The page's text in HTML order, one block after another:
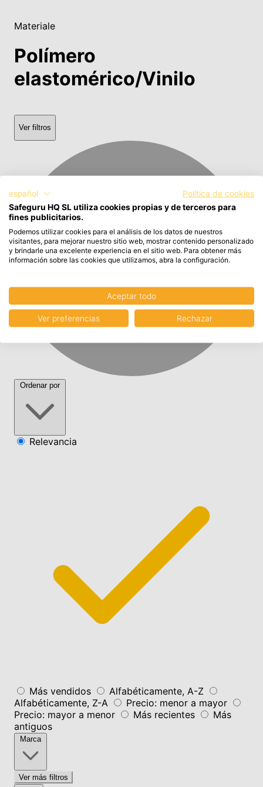
Materiale
Polímero
elastomérico/Vinilo
Ver filtros
Ordenar por
Relevancia
Más vendidos
Alfabéticamente, A-Z
Alfabéticamente, Z-A
Precio: menor a mayor
Precio: mayor a menor
Más recientes
Más
antiguos
Marca
Ver más filtros
español
Política de cookies
Safeguru HQ SL utiliza cookies propias y de terceros para
fines publicitarios.
Podemos utilizar cookies para el análisis de los datos de nuestros
visitantes, para mejorar nuestro sitio web, mostrar contenido personalizado
y brindarle una excelente experiencia en el sitio web. Para obtener más
información sobre las cookies que utilizamos, abra la configuración.
Aceptar todo
Ver preferencias Rechazar